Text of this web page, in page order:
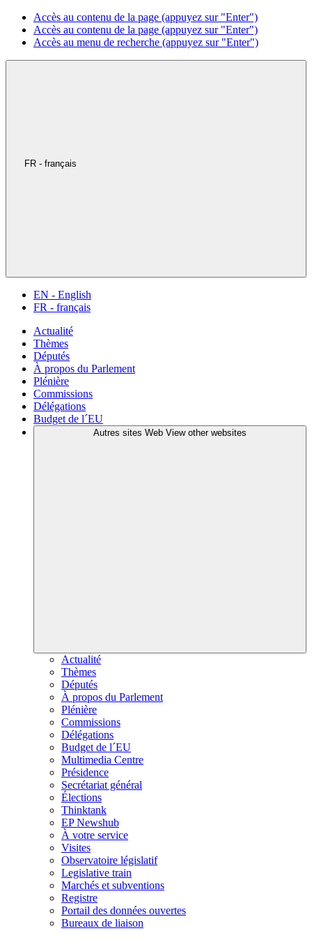
Accès au contenu de la page (appuyez sur "Enter")
Accès au contenu de la page (appuyez sur "Enter")
Accès au menu de recherche (appuyez sur "Enter")
FR - français
EN - English
FR - français
Actualité
Thèmes
Députés
À propos du Parlement
Plénière
Commissions
Délégations
Budget de l´EU
Autres sites Web View other websites
Actualité
Thèmes
Députés
À propos du Parlement
Plénière
Commissions
Délégations
Budget de l´EU
Multimedia Centre
Présidence
Secrétariat général
Élections
Thinktank
EP Newshub
À votre service
Visites
Observatoire législatif
Legislative train
Marchés et subventions
Registre
Portail des données ouvertes
Bureaux de liaison